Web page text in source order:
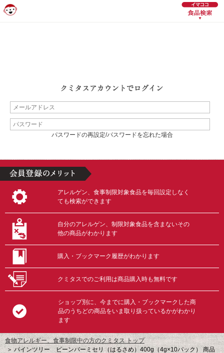
パスワードの再設定/パスワードを忘れた場合
アレルゲン、食事制限対象食品を毎回設定しなく
ても検索ができます
自分のアレルゲン、制限対象食品を含まないその
他の商品がわかります
購入・ブックマーク履歴がわかります
クミタスでのご利用は商品購入時も無料です
ショップ別に、今までに購入・ブックマークした商
品のうちどの商品をいま取り扱っているかがわかり
ます
食物アレルギー、食事制限中の方のクミタス トップ
＞パインツリー ビーンバーミセリ（はるさめ）400g（4g×10パック） 商品